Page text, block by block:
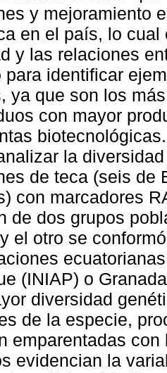
y mejoramiento
en el país, lo
y las relaciones
para identificar
ya que son los
con mayor
la
de teca (seis de
con marcadores
de dos grupos
el otro se
(INIAP) o
diversidad
de la especie,
emparentadas
evidencian la